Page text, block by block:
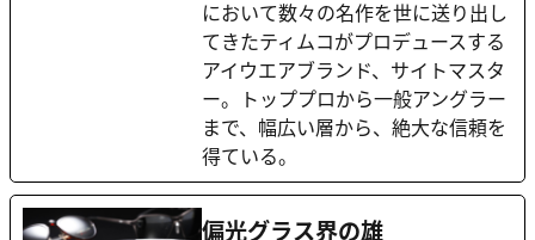
において数々の名作を世に送り出し
てきたティムコがプロデュースする
アイウエアブランド、サイトマスタ
ー。トッププロから一般アングラー
まで、幅広い層から、絶大な信頼を
得ている。
偏光グラス界の雄